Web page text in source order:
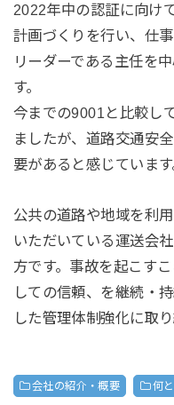
2022年中の認証に向け
計画づくりを行い、仕
リーダーである主任を
す。
今までの9001と比較し
ましたが、道路交通安
要があると感じています
公共の道路や地域を利
いただいている運送会
方です。事故を起こす
しての信頼、を継続・
した管理体制強化に取
会社の紹介・概要 何